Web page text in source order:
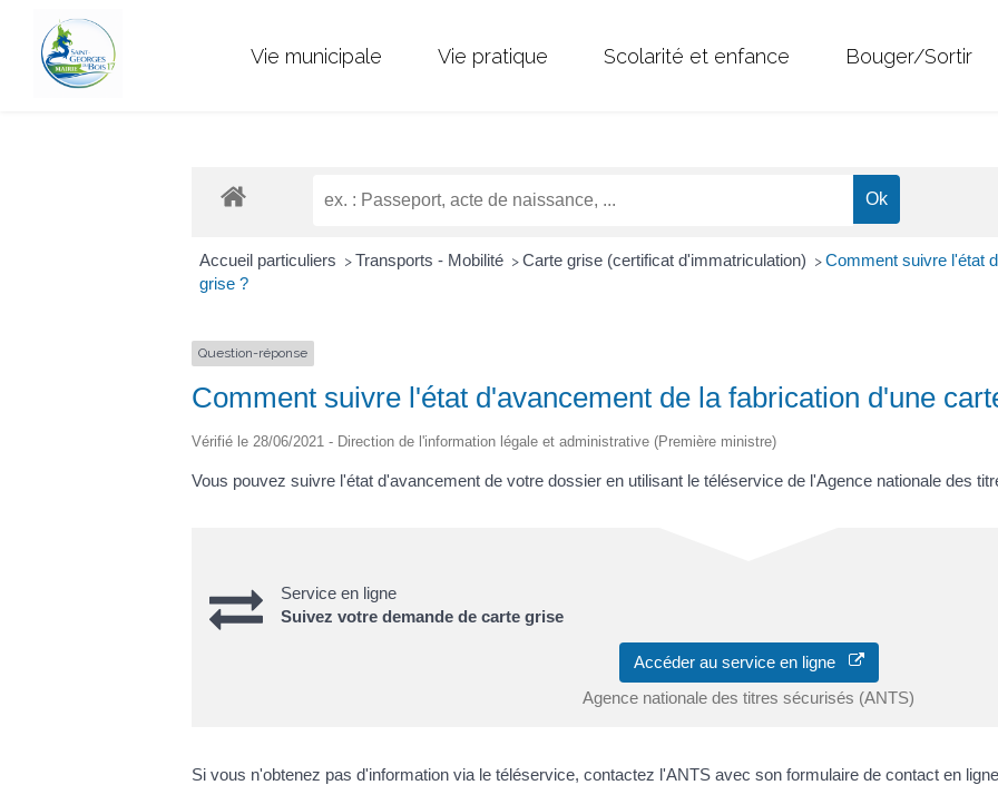
Vie municipale Vie pratique Scolarité et enfance Bouger/Sortir
Accueil particuliers > Transports - Mobilité > Carte grise (certificat d'immatriculation) > Comment suivre l'état
grise ?
Question-réponse
Comment suivre l'état d'avancement de la fabrication d'une
Vérifié le 28/06/2021 - Direction de l'information légale et administrative (Première ministre)
Vous pouvez suivre l'état d'avancement de votre dossier en utilisant le téléservice de l'Agence nationale des
Service en ligne
Suivez votre demande de carte grise
Accéder au service en ligne
Agence nationale des titres sécurisés (ANTS)
Si vous n'obtenez pas d'information via le téléservice, contactez l'ANTS avec son formulaire de contact en